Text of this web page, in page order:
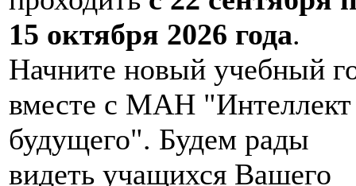
15 октября 2026 года.
Начните новый учебный
вместе с МАН "Интеллект
будущего". Будем рады
видеть учащихся Вашего